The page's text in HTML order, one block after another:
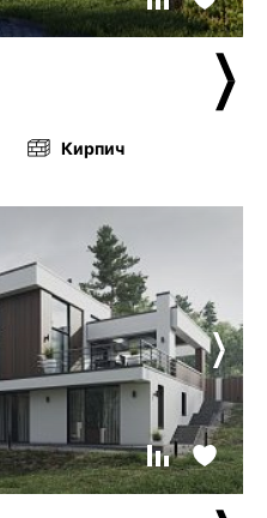
Кирпич